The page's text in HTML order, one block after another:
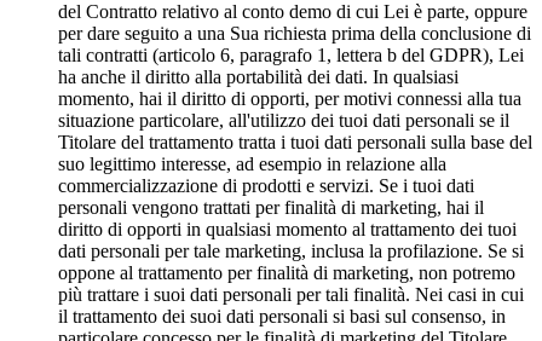
del Contratto relativo al conto demo di cui Lei è parte, oppure
per dare seguito a una Sua richiesta prima della conclusione di
tali contratti (articolo 6, paragrafo 1, lettera b del GDPR), Lei
ha anche il diritto alla portabilità dei dati. In qualsiasi
momento, hai il diritto di opporti, per motivi connessi alla tua
situazione particolare, all'utilizzo dei tuoi dati personali se il
Titolare del trattamento tratta i tuoi dati personali sulla base del
suo legittimo interesse, ad esempio in relazione alla
commercializzazione di prodotti e servizi. Se i tuoi dati
personali vengono trattati per finalità di marketing, hai il
diritto di opporti in qualsiasi momento al trattamento dei tuoi
dati personali per tale marketing, inclusa la profilazione. Se si
oppone al trattamento per finalità di marketing, non potremo
più trattare i suoi dati personali per tali finalità. Nei casi in cui
il trattamento dei suoi dati personali si basi sul consenso, in